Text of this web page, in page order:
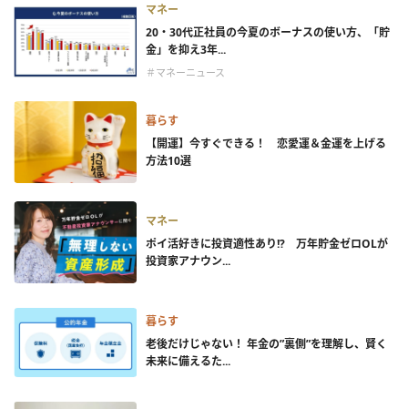
マネー
20・30代正社員の今夏のボーナスの使い方、「貯
金」を抑え3年...
＃マネーニュース
暮らす
【開運】今すぐできる！ 恋愛運＆金運を上げる
方法10選
マネー
ポイ活好きに投資適性あり!? 万年貯金ゼロOLが
投資家アナウン...
暮らす
老後だけじゃない！ 年金の”裏側”を理解し、賢く
未来に備えるた...